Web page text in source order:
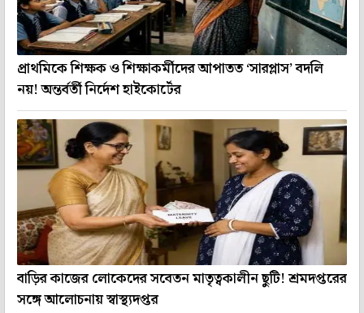
প্রাথমিকে শিক্ষক ও শিক্ষাকর্মীদের আপাতত ‘সারপ্লাস’ বদলি
নয়! অন্তর্বর্তী নির্দেশ হাইকোর্টের
বাড়ির কাজের লোকেদের সবেতন মাতৃত্বকালীন ছুটি! শ্রমদপ্তরের
সঙ্গে আলোচনায় স্বাস্থ্যদপ্তর